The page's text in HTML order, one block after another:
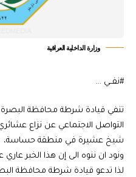
وزارة الداخلية العراقية
#نفــي …
تنفي قيادة شرطة محافظة البصرة
التواصل الاجتماعي عن نزاع
شيخ عشيرة في منطقة حساسة،
ونود ان ننوه الى إن هذا الخبر
لذا تدعو قيادة شرطة محافظة